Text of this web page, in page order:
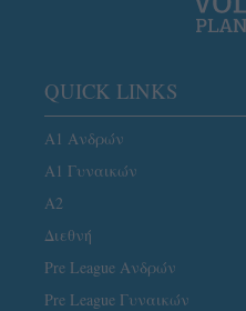
QUICK LINKS
Α1 Ανδρών
Α1 Γυναικών
A2
Διεθνή
Pre League Ανδρών
Pre League Γυναικών